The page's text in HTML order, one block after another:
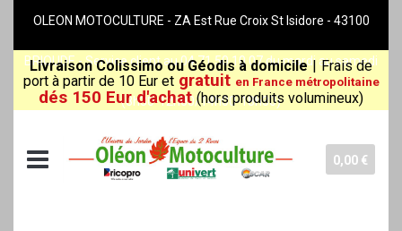
OLEON MOTOCULTURE - ZA Est Rue Croix St Isidore - 43100
BRIOUDE - Service client au 04 71 50 10 07 du mardi au samedi
(8h30-12h00/14h00-18h30)
Livraison Colissimo ou Géodis à domicile | Frais de
port à partir de 10 Eur et gratuit en France métropolitaine
dés 150 Eur d'achat (hors produits volumineux)
0,00 €